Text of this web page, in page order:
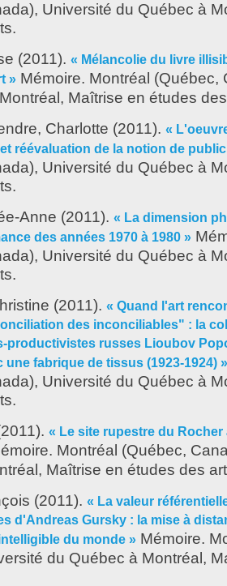
Université du Québec à
(2011). « Mélancolie du livre
» Mémoire. Montréal (Québec,
Maîtrise en études
Charlotte (2011). «
réévaluation de la notion de
Université du Québec à
Anne (2011). « La dimension
des années 1970 à 1980 »
Université du Québec à
(2011). « Quand l'art
des inconciliables" : la
productivistes russes Lioubov
une fabrique de tissus (1923-1924) »
Université du Québec à
« Le site rupestre du
Montréal (Québec,
Maîtrise en études des
(2011). « La valeur
d'Andreas Gursky : la mise à
du monde » Mémoire.
du Québec à Montréal,